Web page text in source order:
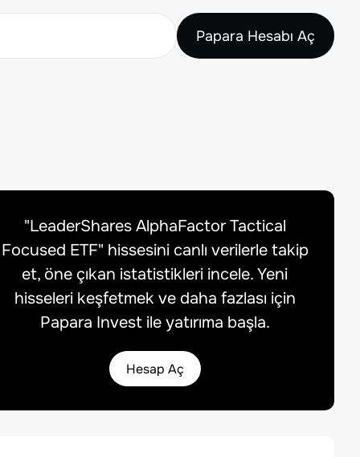
Papara Hesabı Aç
"LeaderShares AlphaFactor Tactical
Focused ETF" hissesini canlı verilerle takip
et, öne çıkan istatistikleri incele. Yeni
hisseleri keşfetmek ve daha fazlası için
Papara Invest ile yatırıma başla.
Hesap Aç